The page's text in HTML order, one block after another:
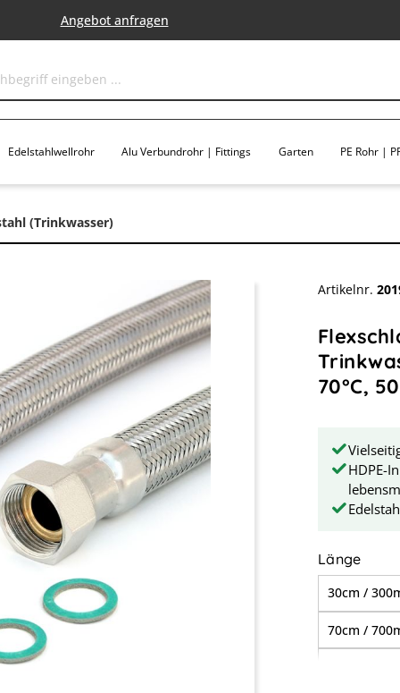
Angebot anfragen
Edelstahlwellrohr Alu Verbundrohr | Fittings Garten PE Rohr |
(Trinkwasser)
Artikelnr.
70°C,
HDPE-
Länge
30cm /
70cm /